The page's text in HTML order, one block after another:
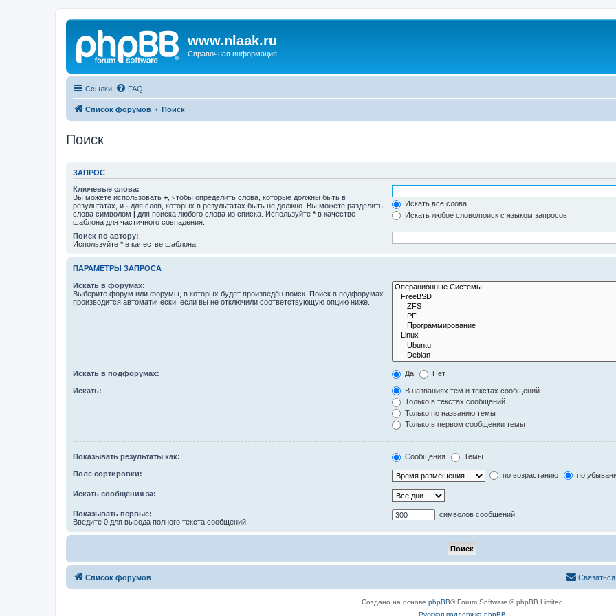
www.nlaak.ru
Справочная информация
Ссылки FAQ
Список форумов Поиск
Поиск
ЗАПРОС
Ключевые слова:
Вы можете использовать + , чтобы определить слова, которые должны быть в
результатах, и - для слов, которых в результатах быть не должно. Вы можете разделить
слова символом | для поиска любого слова из списка. Используйте * в качестве
шаблона для частичного совпадения.
Искать все слова
Искать любое слово/поиск с языком запросов
Поиск по автору:
Используйте * в качестве шаблона.
ПАРАМЕТРЫ ЗАПРОСА
Искать в форумах:
Выберите форум или форумы, в которых будет произведён поиск. Поиск в подфорумах
производится автоматически, если вы не отключили соответствующую опцию ниже.
Искать в подфорумах: Да Нет
Искать:
В названиях тем и текстах сообщений
Только в текстах сообщений
Только по названию темы
Только в первом сообщении темы
Показывать результаты как: Сообщения Темы
Поле сортировки: по возрастанию по
Искать сообщения за:
Показывать первые:
Введите 0 для вывода полного текста сообщений.
символов сообщений
Список форумов
Создано на основе phpBB® Forum Software © phpBB Limited
Русская поддержка phpBB